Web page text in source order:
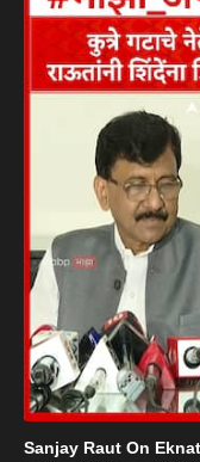
Sanjay Raut On